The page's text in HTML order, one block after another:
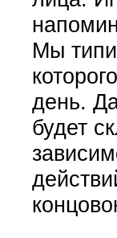
Мы
день.
будет